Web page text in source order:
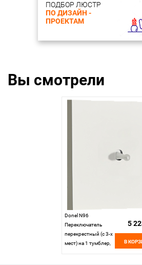
ПОДБОР ЛЮСТР
ПО ДИЗАЙН -
ПРОЕКТАМ
Вы смотрели
Donel N96
Переключатель
перекрестный (с 3-х
мест) на 1 тумблер,
5
В